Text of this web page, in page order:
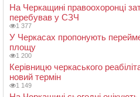
На Черкащині правоохоронці
перебував у СЗЧ
1 377
У Черкасах пропонують
площу
1 200
Керівницю черкаського
новий термін
1 149